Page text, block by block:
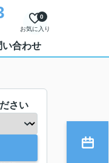
お気に入り
0
い合わせ
さい